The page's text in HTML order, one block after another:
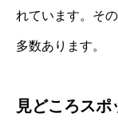
れています。そ
多数あります。
見どころスポ